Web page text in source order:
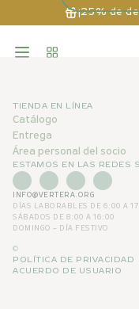
¡25% de
TIENDA EN LÍNEA
Catálogo
Entrega
Área personal del socio
ESTAMOS EN LAS REDES
INFO@VERTERA.ORG
DÍAS LABORABLES DE 6:00 A
SÁBADOS DE 8:00 A 16:00
DOMINGO – DÍA FESTIVO
©
POLÍTICA DE PRIVACIDAD
ACUERDO DE USUARIO